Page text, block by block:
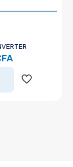
prix
actuel
est :